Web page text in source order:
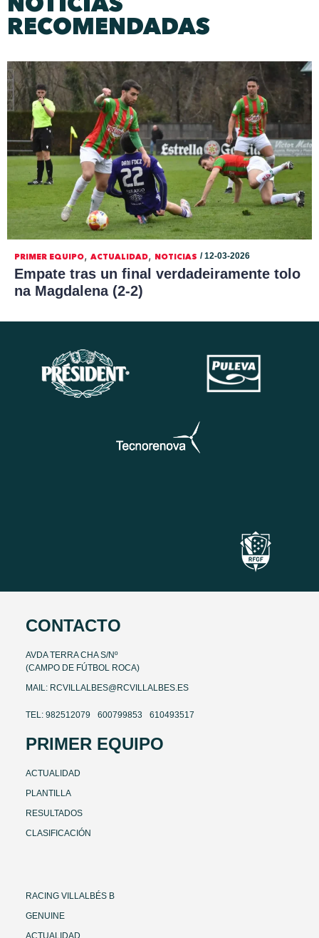
NOTICIAS
RECOMENDADAS
PRIMER EQUIPO, ACTUALIDAD, NOTICIAS / 12-03-2026
Empate tras un final verdadeiramente tolo
na Magdalena (2-2)
CONTACTO
AVDA TERRA CHA S/Nº
(CAMPO DE FÚTBOL ROCA)
MAIL: RCVILLALBES@RCVILLALBES.ES
TEL: 982512079 600799853 610493517
PRIMER EQUIPO
ACTUALIDAD
PLANTILLA
RESULTADOS
CLASIFICACIÓN
RACING VILLALBÉS B
GENUINE
ACTUALIDAD